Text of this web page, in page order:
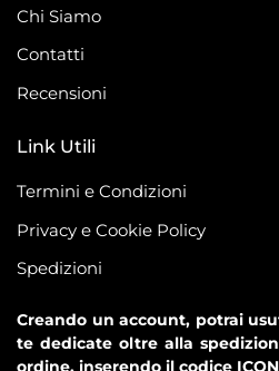
Chi Siamo
Contatti
Recensioni
Link Utili
Termini e Condizioni
Privacy e Cookie Policy
Spedizioni
Creando un account, potrai
te dedicate oltre alla
ordine, inserendo il codice